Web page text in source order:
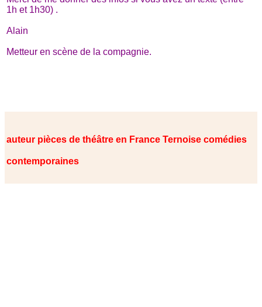
1h et 1h30) .
Alain
Metteur en scène de la compagnie.
auteur pièces de théâtre en France Ternoise comédies
contemporaines